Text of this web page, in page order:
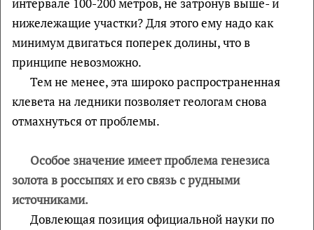
нижележащие участки? Для этого ему надо как
минимум двигаться поперек долины, что в
принципе невозможно.
Тем не менее, эта широко распространенная
клевета на ледники позволяет геологам снова
отмахнуться от проблемы.
Особое значение имеет проблема генезиса
золота в россыпях и его связь с рудными
источниками.
Довлеющая позиция официальной науки по